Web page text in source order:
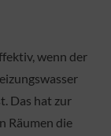
wenn der
Das hat zur
Räumen die